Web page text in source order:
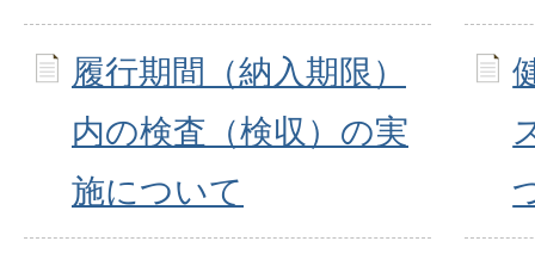
履行期間（納入期限）
内の検査（検収）の実
施について